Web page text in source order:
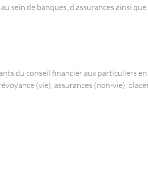
de banques, d’assurances ainsi
du conseil financier aux particuliers
(vie), assurances (non-vie),